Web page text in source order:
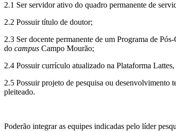
2.1 Ser servidor ativo do quadro permanente de
2.2 Possuir título de doutor;
2.3 Ser docente permanente de um Programa de
do campus Campo Mourão;
2.4 Possuir currículo atualizado na Plataforma
2.5 Possuir projeto de pesquisa ou
pleiteado.
Poderão integrar as equipes indicadas pelo líder